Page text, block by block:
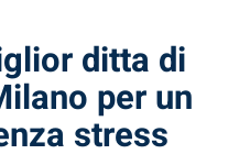
ditta di
per un
stress